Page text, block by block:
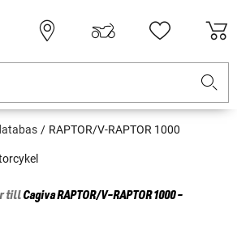
RAPTOR/V-RAPTOR 1000
tillCagivaRAPTOR/V-RAPTOR 1000 -